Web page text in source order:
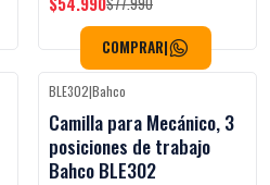
COMPRAR|
-15%OFF
BLE302|Bahco
Camilla para Mecánico, 3
posiciones de trabajo
Bahco BLE302